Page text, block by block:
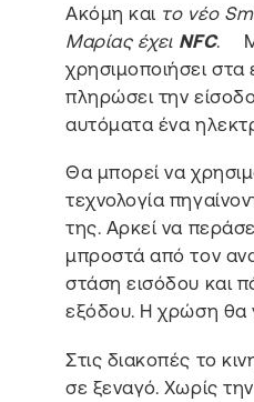
Ακόμη και το νέο
Μαρίας έχει NFC.
χρησιμοποιήσει στα
πληρώσει την
αυτόματα ένα
Θα μπορεί να
τεχνολογία
της. Αρκεί να
μπροστά από τον
στάση εισόδου και
εξόδου. Η χρώση θα
Στις διακοπές το
σε ξεναγό. Χωρίς